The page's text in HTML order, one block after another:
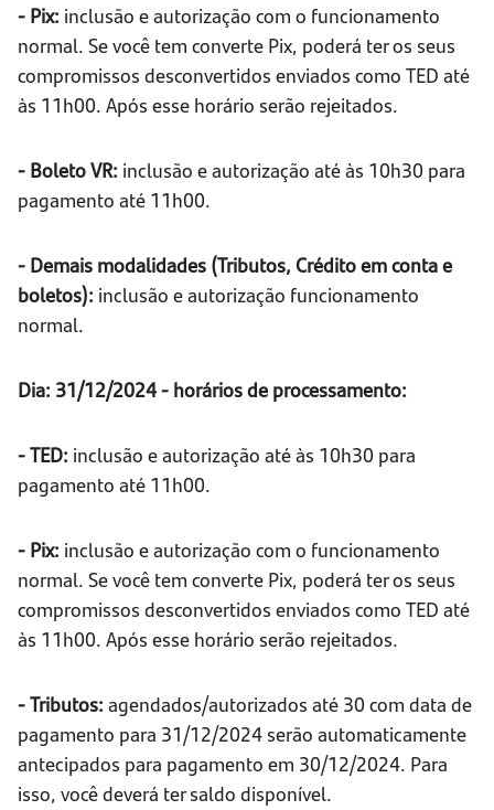
- Pix: inclusão e autorização com o funcionamento
normal. Se você tem converte Pix, poderá ter os seus
compromissos desconvertidos enviados como TED até
às 11h00. Após esse horário serão rejeitados.
- Boleto VR: inclusão e autorização até às 10h30 para
pagamento até 11h00.
- Demais modalidades (Tributos, Crédito em conta e
boletos): inclusão e autorização funcionamento
normal.
Dia: 31/12/2024 - horários de processamento:
- TED: inclusão e autorização até às 10h30 para
pagamento até 11h00.
- Pix: inclusão e autorização com o funcionamento
normal. Se você tem converte Pix, poderá ter os seus
compromissos desconvertidos enviados como TED até
às 11h00. Após esse horário serão rejeitados.
- Tributos: agendados/autorizados até 30 com data de
pagamento para 31/12/2024 serão automaticamente
antecipados para pagamento em 30/12/2024. Para
isso, você deverá ter saldo disponível.